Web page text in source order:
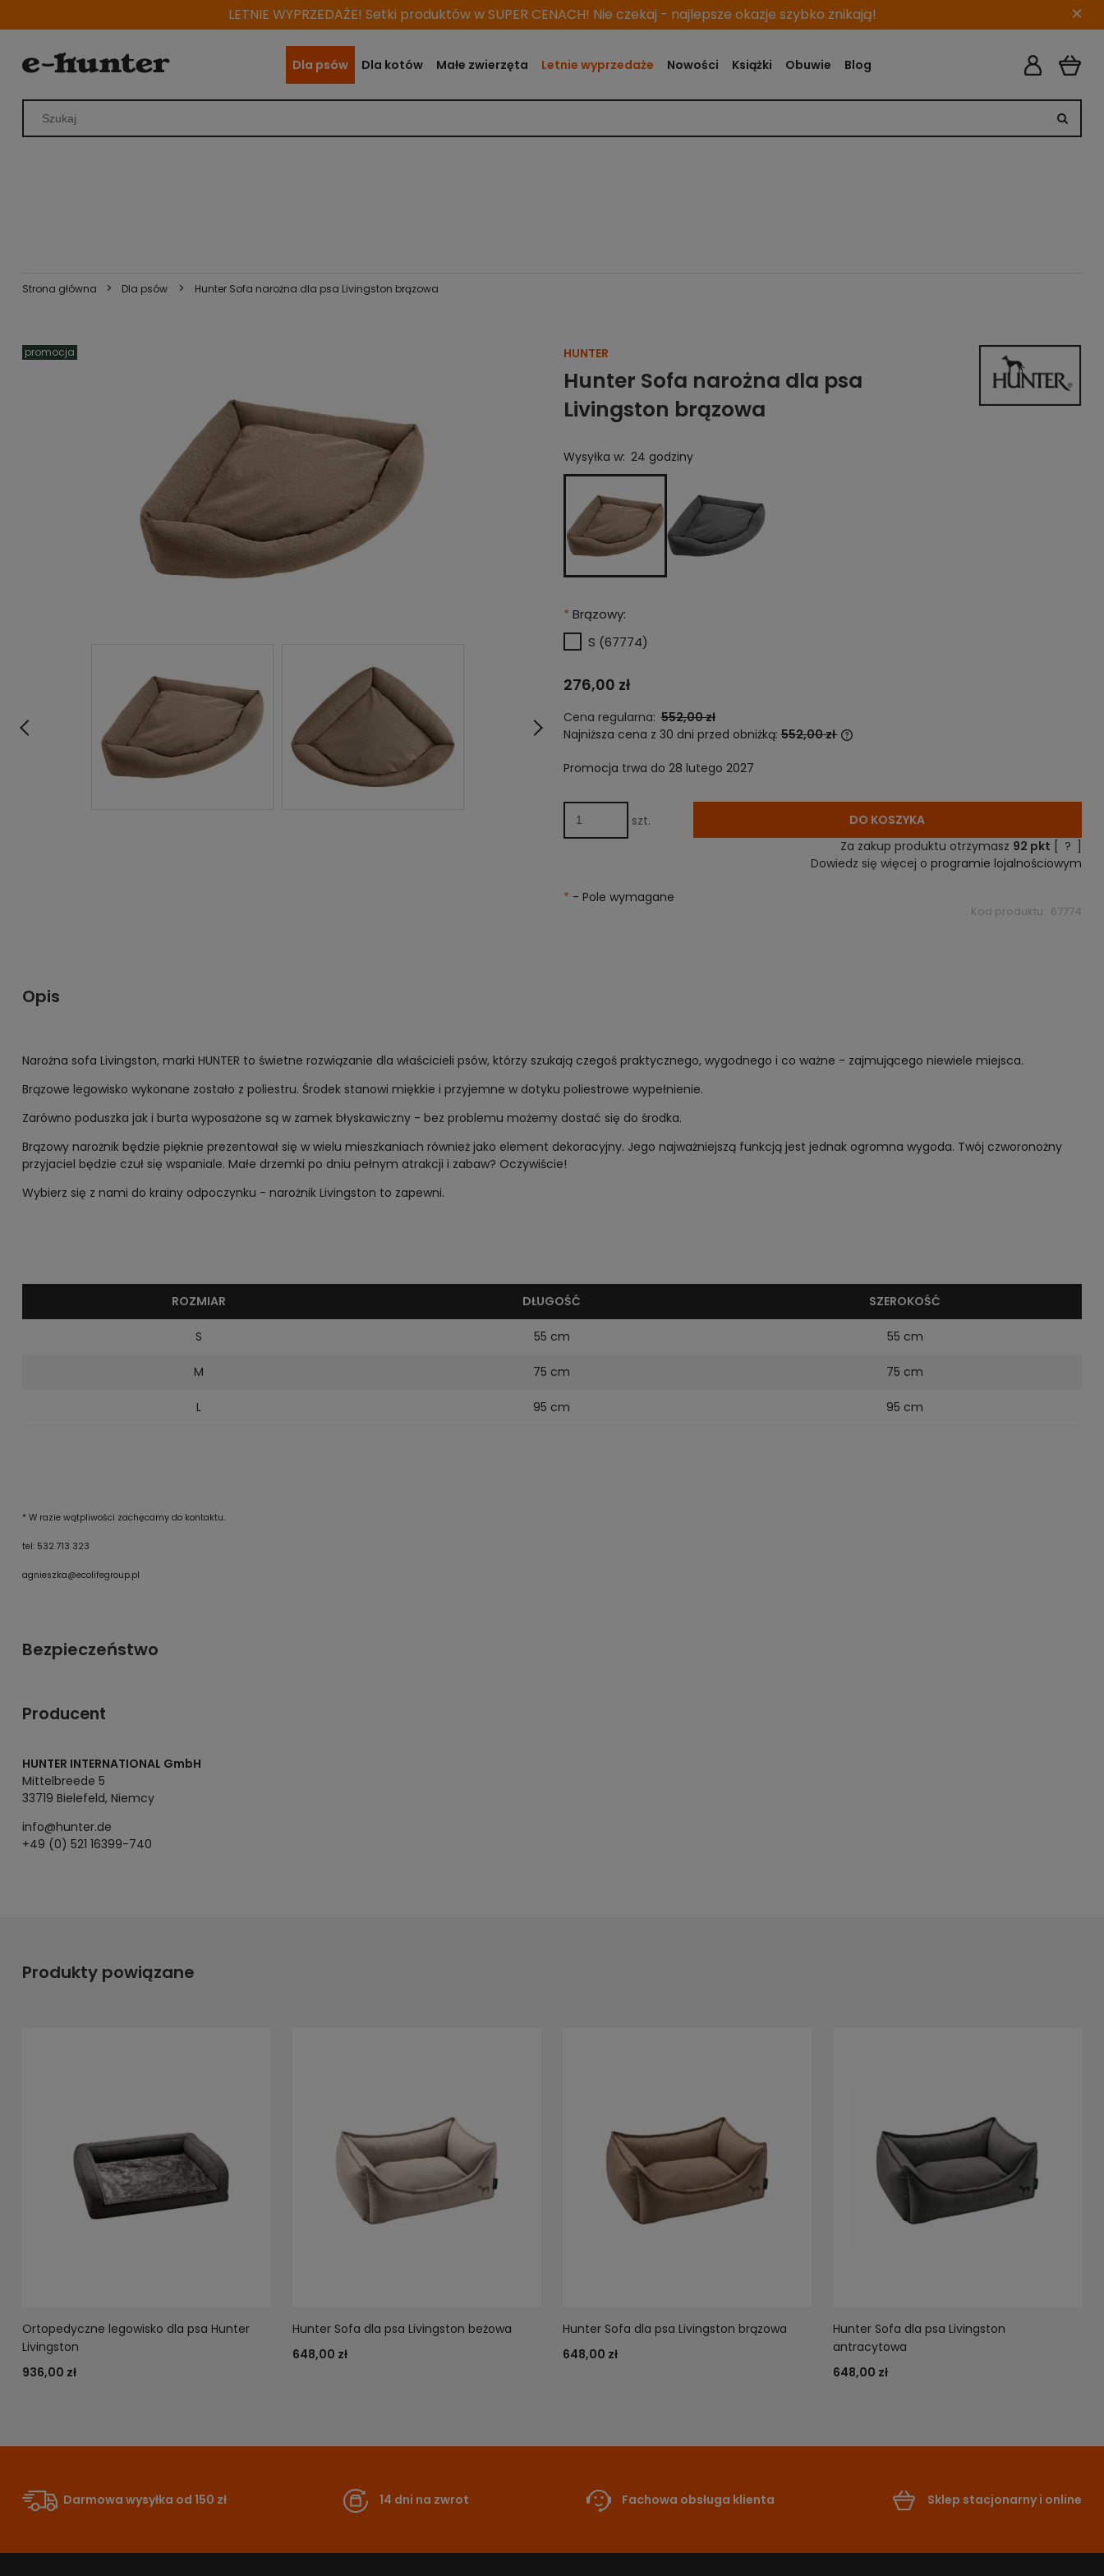
LETNIE WYPRZEDAŻE! Setki produktów w SUPER CENACH! Nie czekaj - najlepsze okazje szybko znikają! ×
Dla psów Dla kotów Małe zwierzęta Letnie wyprzedaże Nowości Książki Obuwie Blog
Strona główna > Dla psów > Hunter Sofa narożna dla psa Livingston brązowa
promocja HUNTER
Hunter Sofa narożna dla psa
Livingston brązowa
Wysyłka w: 24 godziny
* Brązowy:
S (67774)
276,00 zł
Cena regularna: 552,00 zł
Najniższa cena z 30 dni przed obniżką:552,00 zł
Jeżeli produkt jest sprzedawany krócej
cena od momentu, kiedy produkt
pojawił się w sprzedaży.
Promocja trwa do 28 lutego 2027
szt.
DO KOSZYKA
Za zakup produktu otrzymasz 92 pkt [ ? ]
Dowiedz się więcej oprogramie lojalnościowym
* - Pole wymagane
Kod produktu: 67774
Opis
Narożna sofa Livingston, marki HUNTER to świetne rozwiązanie dla właścicieli psów, którzy szukają czegoś praktycznego, wygodnego i co ważne - zajmującego niewiele miejsca.
Brązowe legowisko wykonane zostało z poliestru. Środek stanowi miękkie i przyjemne w dotyku poliestrowe wypełnienie.
Zarówno poduszka jak i burta wyposażone są w zamek błyskawiczny - bez problemu możemy dostać się do środka.
Brązowy narożnik będzie pięknie prezentował się w wielu mieszkaniach również jako element dekoracyjny. Jego najważniejszą funkcją jest jednak ogromna wygoda. Twój czworonożny
przyjaciel będzie czuł się wspaniale. Małe drzemki po dniu pełnym atrakcji i zabaw? Oczywiście!
Wybierz się z nami do krainy odpoczynku - narożnik Livingston to zapewni.
ROZMIAR DŁUGOŚĆ SZEROKOŚĆ
S 55 cm 55 cm
M 75 cm 75 cm
L 95 cm 95 cm
* W razie wątpliwości zachęcamy do kontaktu.
tel: 532 713 323
agnieszka@ecolifegroup.pl
Bezpieczeństwo
Producent
HUNTER INTERNATIONAL GmbH
Mittelbreede 5
33719 Bielefeld, Niemcy
info@hunter.de
+49 (0) 521 16399-740
Produkty powiązane
Ortopedyczne legowisko dla psa Hunter
Livingston
936,00 zł
Hunter Sofa dla psa Livingston beżowa
648,00 zł
Hunter Sofa dla psa Livingston brązowa
648,00 zł
Hunter Sofa dla psa Livingston
antracytowa
648,00 zł
Darmowa wysyłka od 150 zł 14 dni na zwrot Fachowa obsługa klienta Sklep stacjonarny i online